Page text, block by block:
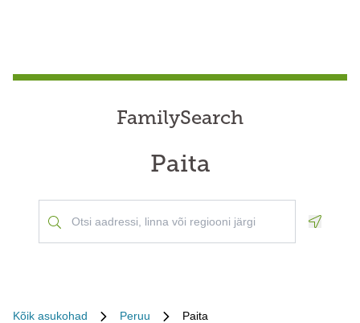
FamilySearch
Paita
Kõik asukohad Peruu Paita